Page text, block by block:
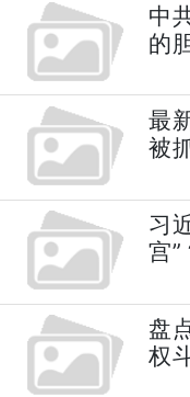
中
的
最
被
习
宫”
盘
权